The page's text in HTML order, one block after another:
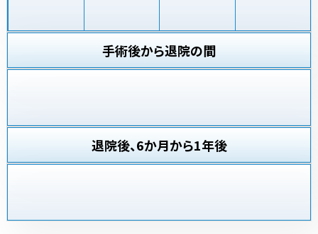
手術後から退院の間
退院後、6か月から1年後